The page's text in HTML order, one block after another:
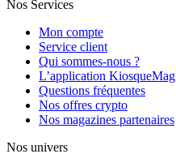
Nos Services
Mon compte
Service client
Qui sommes-nous ?
L’application KiosqueMag
Questions fréquentes
Nos offres crypto
Nos magazines partenaires
Nos univers